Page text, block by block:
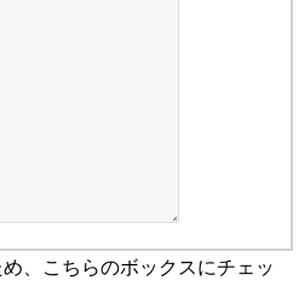
、こちらのボックスにチェッ